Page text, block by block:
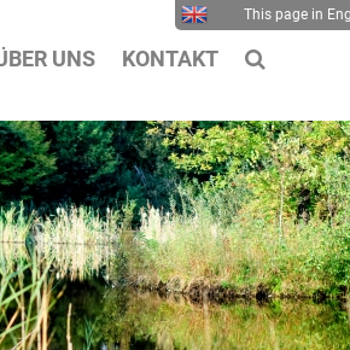
This page in
UNS KONTAKT